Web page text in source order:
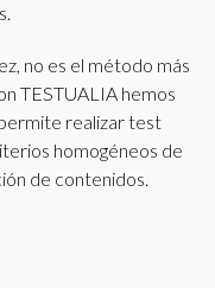
no es el método más
TESTUALIA hemos
realizar test
homogéneos de
de contenidos.